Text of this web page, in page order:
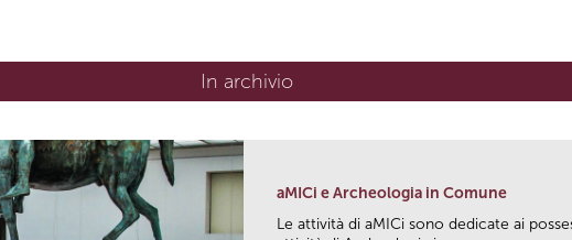
In archivio
aMICi e Archeologia in Comune
Le attività di aMICi sono dedicate ai